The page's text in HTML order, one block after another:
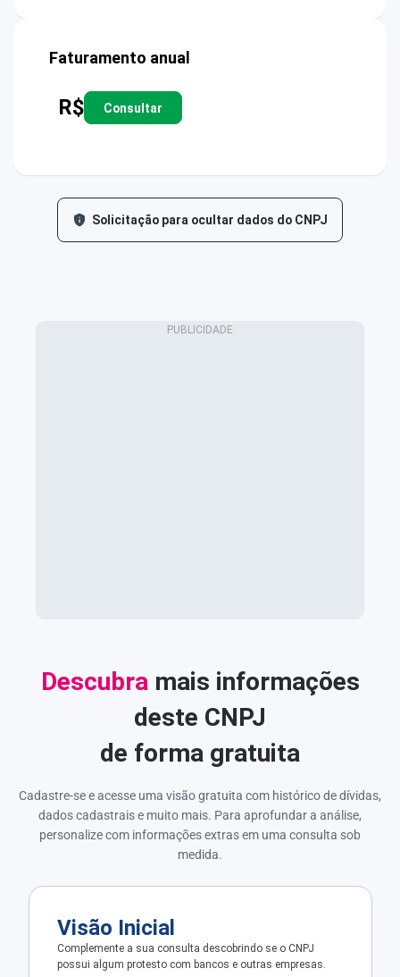
Faturamento anual
R$ Consultar
Solicitação para ocultar dados do CNPJ
Descubramais informações
deste CNPJ
de forma gratuita
Cadastre-se e acesse uma visão gratuita com histórico de dívidas,
dados cadastrais e muito mais. Para aprofundar a análise,
personalize com informações extras em uma consulta sob
medida.
Visão Inicial
Complemente a sua consulta descobrindo se o CNPJ
possui algum protesto com bancos e outras empresas.